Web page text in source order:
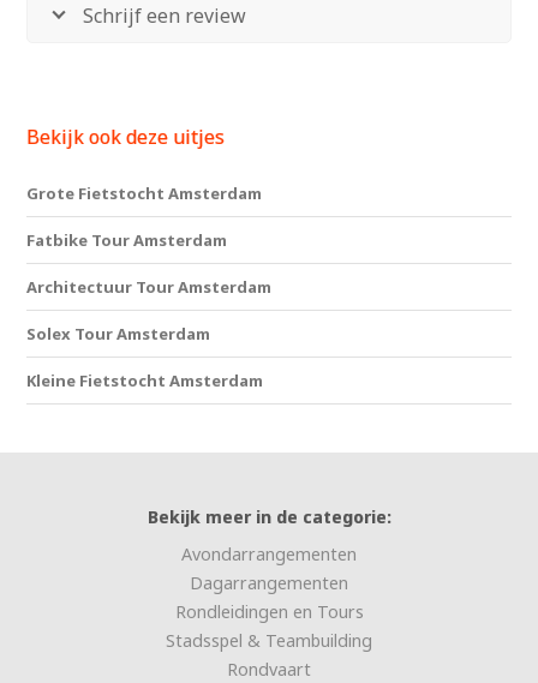
Schrijf een review
Bekijk ook deze uitjes
Grote Fietstocht Amsterdam
Fatbike Tour Amsterdam
Architectuur Tour Amsterdam
Solex Tour Amsterdam
Kleine Fietstocht Amsterdam
Bekijk meer in de categorie:
Avondarrangementen
Dagarrangementen
Rondleidingen en Tours
Stadsspel & Teambuilding
Rondvaart